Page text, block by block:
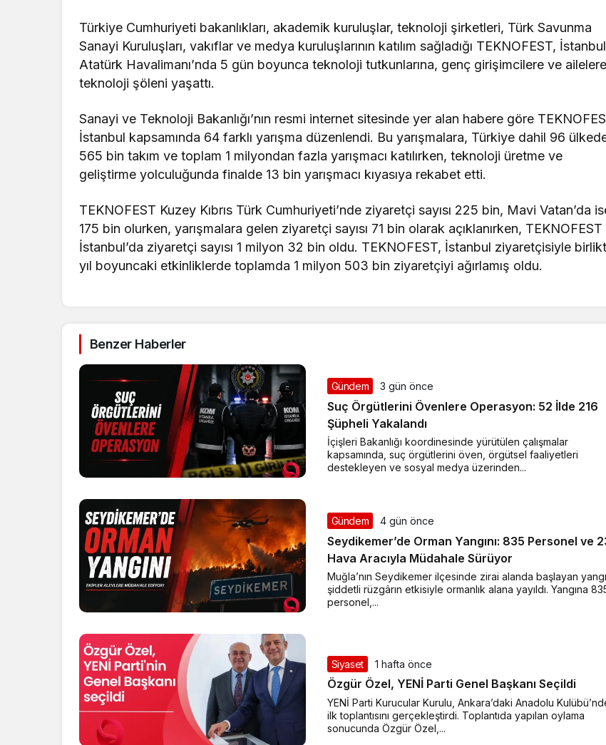
Türkiye Cumhuriyeti bakanlıkları, akademik kuruluşlar, teknoloji şirketleri, Türk Savunma
Sanayi Kuruluşları, vakıflar ve medya kuruluşlarının katılım sağladığı TEKNOFEST, İstanbul
Atatürk Havalimanı’nda 5 gün boyunca teknoloji tutkunlarına, genç girişimcilere ve ailelere
teknoloji şöleni yaşattı.
Sanayi ve Teknoloji Bakanlığı’nın resmi internet sitesinde yer alan habere göre
İstanbul kapsamında 64 farklı yarışma düzenlendi. Bu yarışmalara, Türkiye dahil 96
565 bin takım ve toplam 1 milyondan fazla yarışmacı katılırken, teknoloji üretme ve
geliştirme yolculuğunda finalde 13 bin yarışmacı kıyasıya rekabet etti.
TEKNOFEST Kuzey Kıbrıs Türk Cumhuriyeti’nde ziyaretçi sayısı 225 bin, Mavi Vatan’da
175 bin olurken, yarışmalara gelen ziyaretçi sayısı 71 bin olarak açıklanırken, TEKNOFEST
İstanbul’da ziyaretçi sayısı 1 milyon 32 bin oldu. TEKNOFEST, İstanbul ziyaretçisiyle
yıl boyuncaki etkinliklerde toplamda 1 milyon 503 bin ziyaretçiyi ağırlamış oldu.
Benzer Haberler
Gündem 3 gün önce
Suç Örgütlerini Övenlere Operasyon: 52 İlde 216
Şüpheli Yakalandı
İçişleri Bakanlığı koordinesinde yürütülen çalışmalar
kapsamında, suç örgütlerini öven, örgütsel faaliyetleri
destekleyen ve sosyal medya üzerinden...
Gündem 4 gün önce
Seydikemer’de Orman Yangını: 835 Personel ve
Hava Aracıyla Müdahale Sürüyor
Muğla’nın Seydikemer ilçesinde zirai alanda başlayan
şiddetli rüzgârın etkisiyle ormanlık alana yayıldı. Yangına
personel,...
Siyaset 1 hafta önce
Özgür Özel, YENİ Parti Genel Başkanı Seçildi
YENİ Parti Kurucular Kurulu, Ankara’daki Anadolu
ilk toplantısını gerçekleştirdi. Toplantıda yapılan oylama
sonucunda Özgür Özel,...